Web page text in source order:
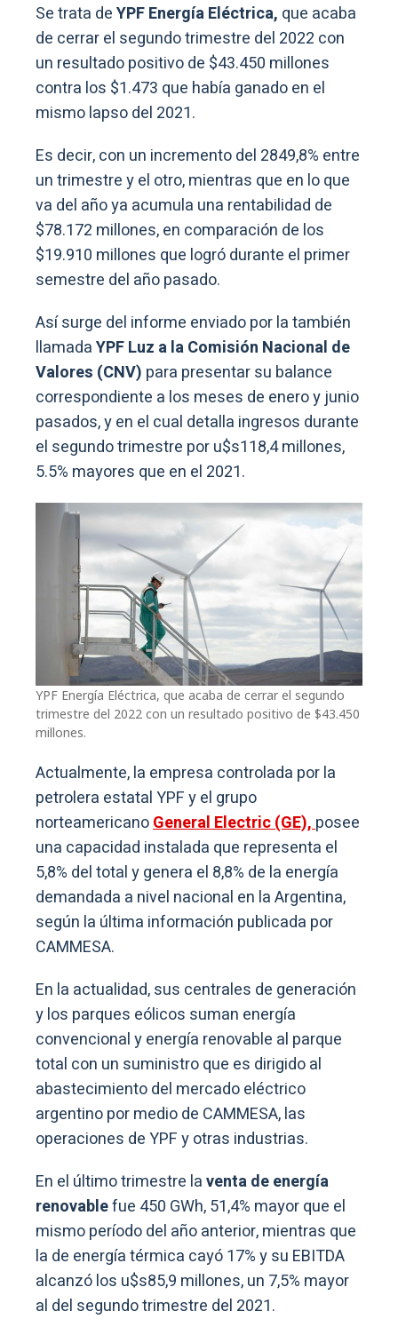
Se trata deYPF Energía Eléctrica, que acaba
de cerrar el segundo trimestre del 2022 con
un resultado positivo de $43.450 millones
contra los $1.473 que había ganado en el
mismo lapso del 2021.
Es decir, con un incremento del 2849,8% entre
un trimestre y el otro, mientras que en lo que
va del año ya acumula una rentabilidad de
$78.172 millones, en comparación de los
$19.910 millones que logró durante el primer
semestre del año pasado.
Así surge del informe enviado por la también
llamadaYPF Luz a la Comisión Nacional de
Valores (CNV) para presentar su balance
correspondiente a los meses de enero y junio
pasados, y en el cual detalla ingresos durante
el segundo trimestre por u$s118,4 millones,
5.5% mayores que en el 2021.
YPF Energía Eléctrica, que acaba de cerrar el segundo
trimestre del 2022 con un resultado positivo de $43.450
millones.
Actualmente, la empresa controlada por la
petrolera estatal YPF y el grupo
norteamericanoGeneral Electric (GE),posee
una capacidad instalada que representa el
5,8% del total y genera el 8,8% de la energía
demandada a nivel nacional en la Argentina,
según la última información publicada por
CAMMESA.
En la actualidad, sus centrales de generación
y los parques eólicos suman energía
convencional y energía renovable al parque
total con un suministro que es dirigido al
abastecimiento del mercado eléctrico
argentino por medio de CAMMESA, las
operaciones de YPF y otras industrias.
En el último trimestre laventa de energía
renovablefue 450 GWh, 51,4% mayor que el
mismo período del año anterior, mientras que
la de energía térmica cayó 17% y su EBITDA
alcanzó los u$s85,9 millones, un 7,5% mayor
al del segundo trimestre del 2021.